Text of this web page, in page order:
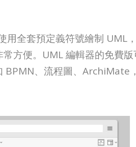
全套預定義符號繪制 UML
方便。UML 編輯器的免費
BPMN、流程圖、ArchiMate